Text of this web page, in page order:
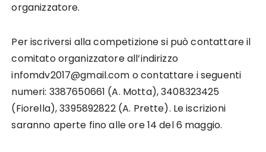
organizzatore.
Per iscriversi alla competizione si può contattare il
comitato organizzatore all’indirizzo
infomdv2017@gmail.com o contattare i seguenti
numeri: 3387650661 (A. Motta), 3408323425
(Fiorella), 3395892822 (A. Prette). Le iscrizioni
saranno aperte fino alle ore 14 del 6 maggio.